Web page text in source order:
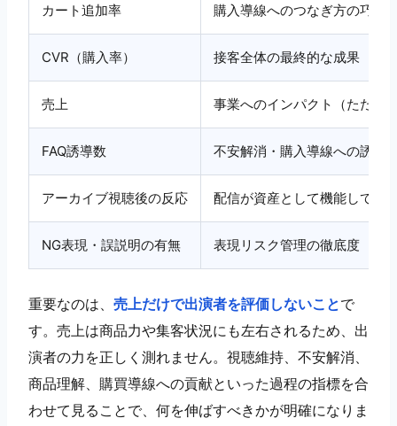
カート追加率 購入導線へのつなぎ方の巧さ
CVR（購入率） 接客全体の最終的な成果
売上 事業へのインパクト（ただし
FAQ誘導数 不安解消・購入導線への誘導
アーカイブ視聴後の反応 配信が資産として機能してい
NG表現・誤説明の有無 表現リスク管理の徹底度
重要なのは、 売上だけで出演者を評価しないことで
す。売上は商品力や集客状況にも左右されるため、出
演者の力を正しく測れません。視聴維持、不安解消、
商品理解、購買導線への貢献といった過程の指標を合
わせて見ることで、何を伸ばすべきかが明確になりま